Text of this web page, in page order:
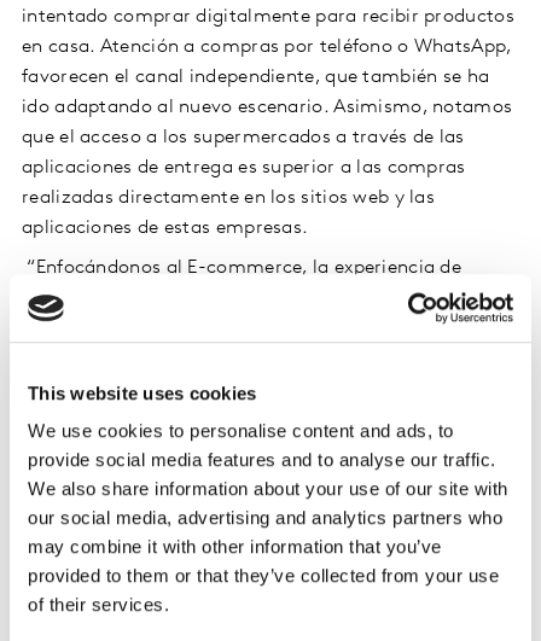
This website uses cookies
We use cookies to personalise content and ads, to
provide social media features and to analyse our traffic.
We also share information about your use of our site with
our social media, advertising and analytics partners who
may combine it with other information that you’ve
provided to them or that they’ve collected from your use
of their services.
intentado comprar digitalmente para recibir productos
en casa. Atención a compras por teléfono o WhatsApp,
favorecen el canal independiente, que también se ha
ido adaptando al nuevo escenario. Asimismo, notamos
que el acceso a los supermercados a través de las
aplicaciones de entrega es superior a las compras
realizadas directamente en los sitios web y las
aplicaciones de estas empresas.
“Enfocándonos al E-commerce, la experiencia de
compra es imperante y es el momento de invertir en
una mejora, llevándolo a otro nivel. También es
compradores que recién están incursionando en el
física a una virtual”, añadió Daniel Machado, Head
Latam del Domain de CX Insights Division.
¿Cómo están los medios en América Latina?
La nueva norma de quedarse en casa impuesta por la